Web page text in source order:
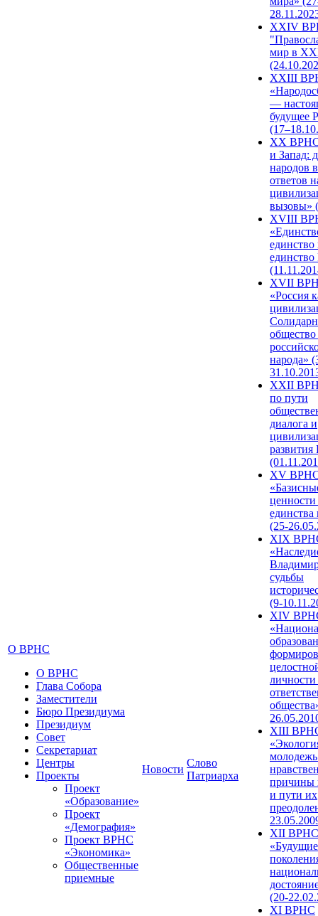
О ВРНС
О ВРНС
Глава Собора
Заместители
Бюро Президиума
Президиум
Совет
Секретариат
Центры
Проекты
Проект
«Образование»
Проект
«Демография»
Проект ВРНС
«Экономика»
Общественные
приемные
Новости
Слово
Патриарха
XXIV
мир в
XXIII
—
будущее
XX ВРНС
и Запад:
народов
ответов
вызовы»
XVIII
единство
единство
XVII
«Россия
народа»
XXII
по пути
диалога и
развития
XV
единства
(25-
XIX
судьбы
(9-
XIV
XIII
причины
и пути их
XII ВРНС
«Будущие
(20-
XI ВРНС